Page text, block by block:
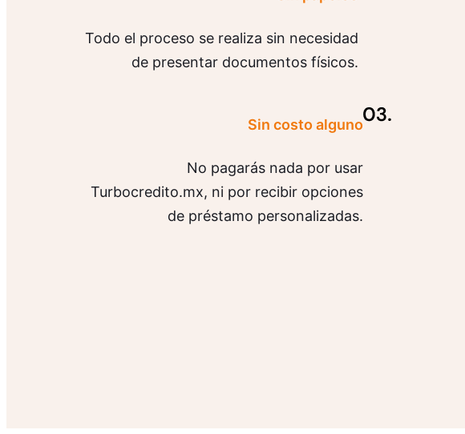
Todo el proceso se realiza sin necesidad
de presentar documentos físicos.
Sin costo alguno
No pagarás nada por usar
Turbocredito.mx, ni por recibir opciones
de préstamo personalizadas.